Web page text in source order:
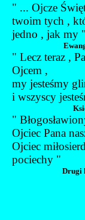
" ... Ojcze
twoim tych ,
jedno , jak my "
" Lecz teraz ,
Ojcem ,
my jesteśmy
i wszyscy
"
Ojciec Pana
Ojciec
pociechy "
Drugi